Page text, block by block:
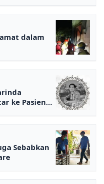
dalam
ke Pasien
Sebabkan